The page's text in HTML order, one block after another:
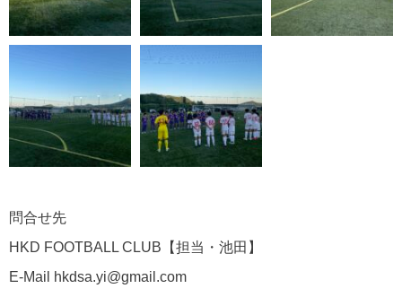
問合せ先
HKD FOOTBALL CLUB【担当・池田】
E-Mail hkdsa.yi@gmail.com